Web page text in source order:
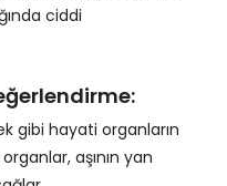
ciddi
gibi hayati organların
aşının yan